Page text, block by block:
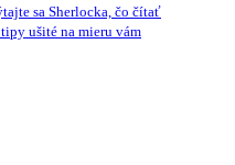
sa Sherlocka, čo čítať
ušité na mieru vám